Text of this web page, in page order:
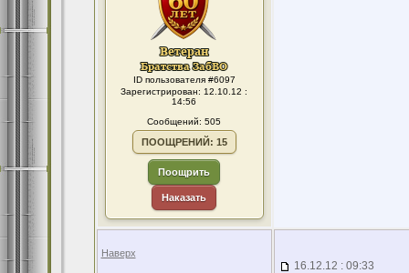
ID пользователя #6097
Зарегистрирован: 12.10.12 :
14:56
Сообщений: 505
ПООЩРЕНИЙ: 15
Поощрить
Наказать
Наверх
16.12.12 : 09:33